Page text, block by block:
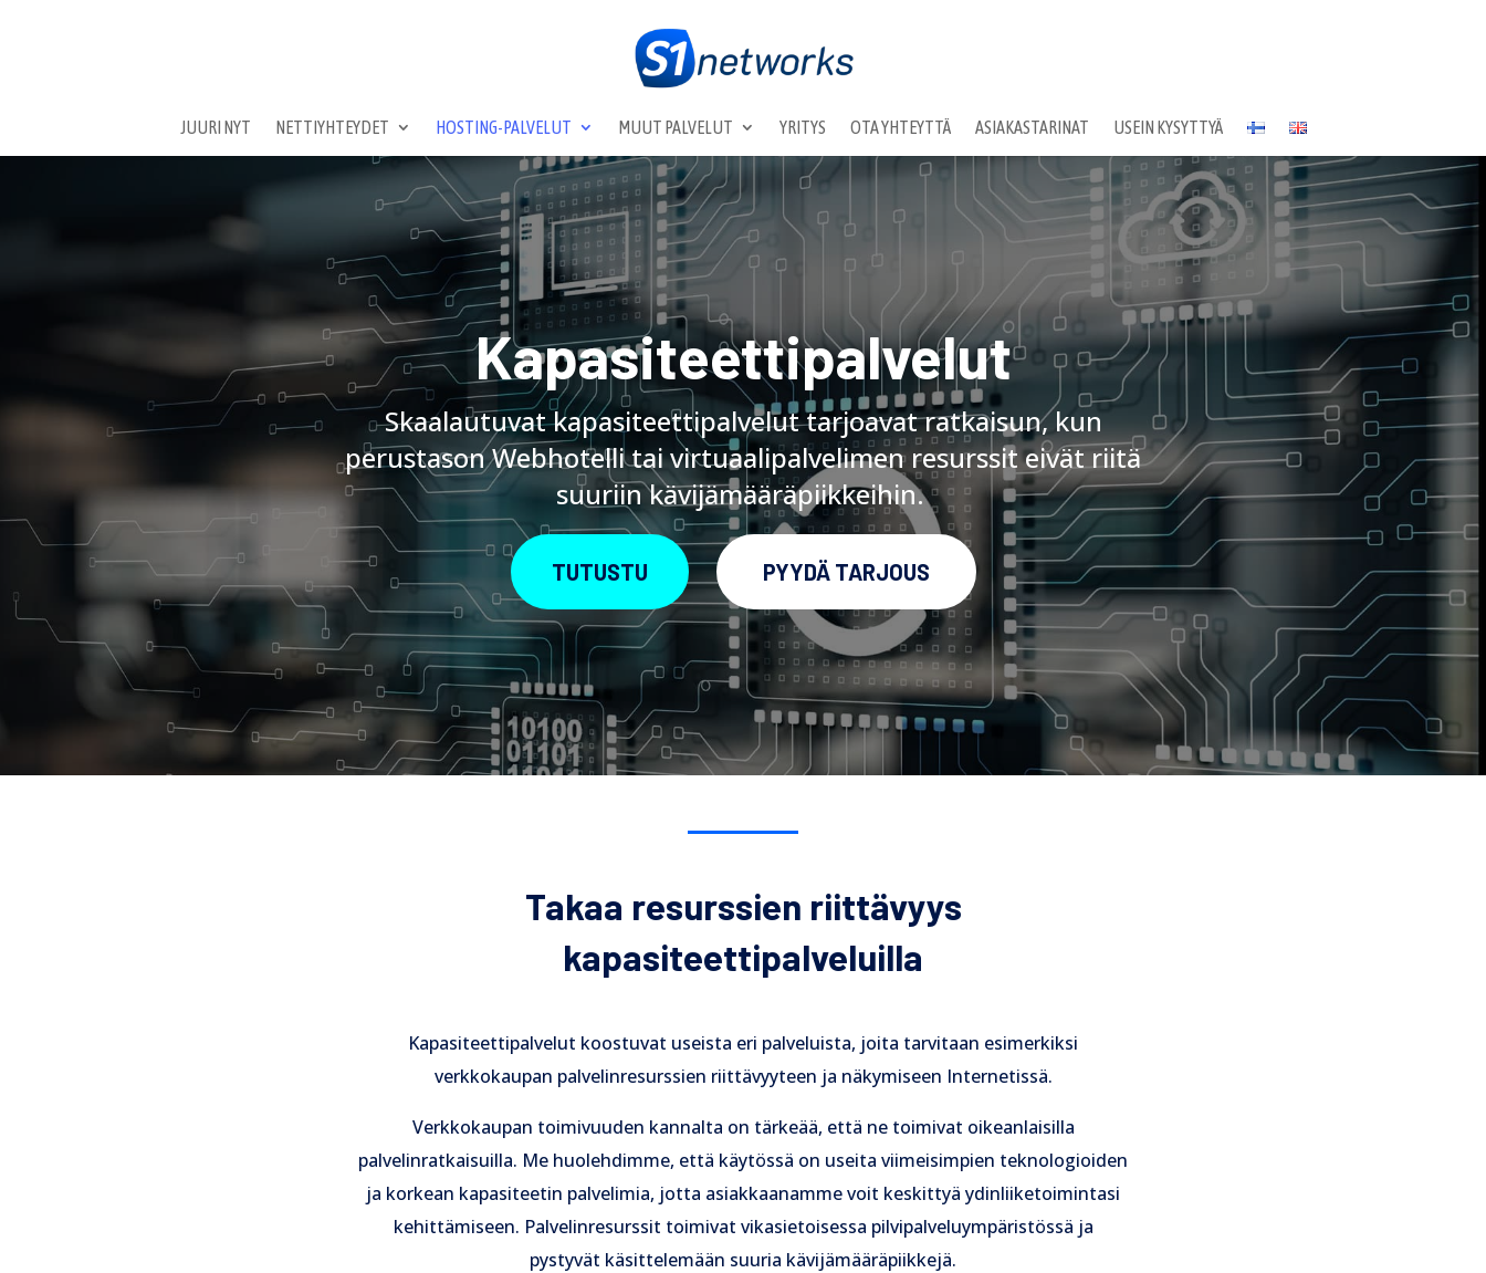
JUURI NYT NETTIYHTEYDET HOSTING-PALVELUT MUUT PALVELUT YRITYS OTA YHTEYTTÄ ASIAKASTARINAT USEIN KYSYTTYÄ
Kapasiteettipalvelut
Skaalautuvat kapasiteettipalvelut tarjoavat ratkaisun, kun
perustason Webhotelli tai virtuaalipalvelimen resurssit eivät riitä
suuriin kävijämääräpiikkeihin.
TUTUSTU PYYDÄ TARJOUS
Takaa resurssien riittävyys
kapasiteettipalveluilla
Kapasiteettipalvelut koostuvat useista eri palveluista, joita tarvitaan esimerkiksi
verkkokaupan palvelinresurssien riittävyyteen ja näkymiseen Internetissä.
Verkkokaupan toimivuuden kannalta on tärkeää, että ne toimivat oikeanlaisilla
palvelinratkaisuilla. Me huolehdimme, että käytössä on useita viimeisimpien teknologioiden
ja korkean kapasiteetin palvelimia, jotta asiakkaanamme voit keskittyä ydinliiketoimintasi
kehittämiseen. Palvelinresurssit toimivat vikasietoisessa pilvipalveluympäristössä ja
pystyvät käsittelemään suuria kävijämääräpiikkejä.